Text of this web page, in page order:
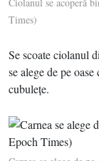
Ciolanul se acoperă
Times)
Se scoate ciolanul
se alege de pe
cubuleţe.